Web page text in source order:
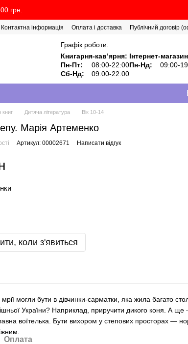
грн.
Контактна інформація Оплата і доставка
Публічний договір
Графік роботи:
Книгарня-кавʼярня: Інтернет-
Пн-Пт:
08:00-22:00Пн-Нд:
09:00-
Сб-Нд:
09:00-22:00
книг Дитяча література Вік 10-14
Марія Артеменко
Артикул: 00002671 Написати відгук
коли з'явиться
мрії могли бути в дівчинки-сарматки, яка жила багато
України? Наприклад, приручити дикого коня. А ще
воїтелька. Бути вихором у степових просторах —
Оплата